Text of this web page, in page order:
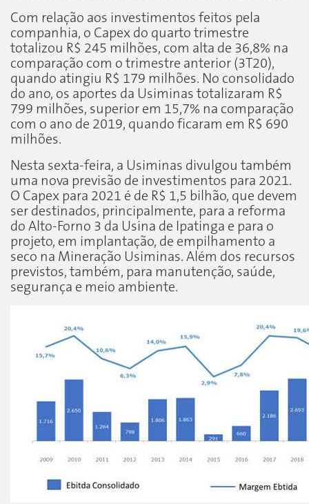
Com relação aos investimentos feitos pela
companhia, o Capex do quarto trimestre
totalizou R$ 245 milhões, com alta de 36,8% na
comparação com o trimestre anterior (3T20),
quando atingiu R$ 179 milhões. No consolidado
do ano, os aportes da Usiminas totalizaram R$
799 milhões, superior em 15,7% na comparação
com o ano de 2019, quando ficaram em R$ 690
milhões.
Nesta sexta-feira, a Usiminas divulgou também
uma nova previsão de investimentos para 2021.
O Capex para 2021 é de R$ 1,5 bilhão, que devem
ser destinados, principalmente, para a reforma
do Alto-Forno 3 da Usina de Ipatinga e para o
projeto, em implantação, de empilhamento a
seco na Mineração Usiminas. Além dos recursos
previstos, também, para manutenção, saúde,
segurança e meio ambiente.